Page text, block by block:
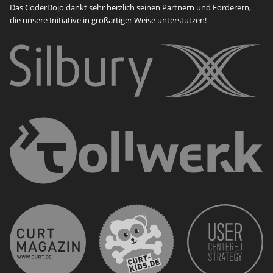
Das CoderDojo dankt sehr herzlich seinen Partnern und Förderern,
die unsere Initiative in großartiger Weise unterstützen!